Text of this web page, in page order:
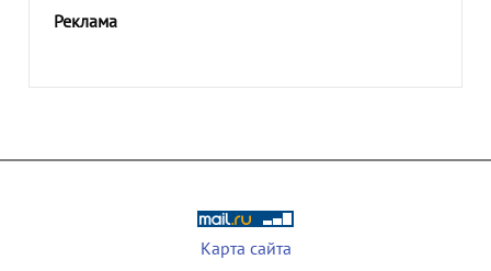
Реклама
Карта сайта